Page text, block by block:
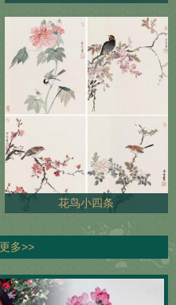
花鸟小四条
多>>